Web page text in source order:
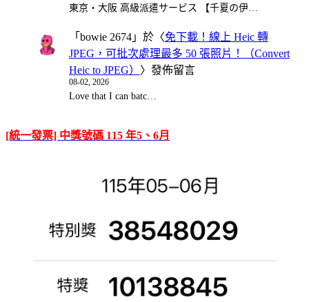
東京・大阪 高級派遣サービス 【千夏の伊…
「 bowie 2674 」於〈免下載！線上 Heic 轉
JPEG，可批次處理最多 50 張照片！（Convert
Heic to JPEG） 〉發佈留言
08-02, 2026
Love that I can batc…
[統一發票] 中獎號碼 115 年5、6月